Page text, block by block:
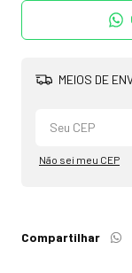
MEIOS DE
Não sei meu CEP
Compartilhar